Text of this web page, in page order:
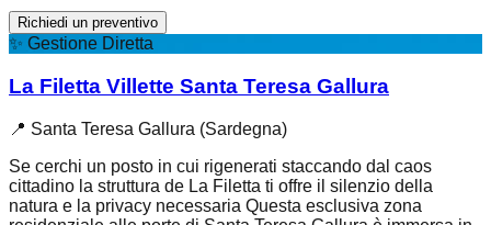
Richiedi un preventivo
✨ Gestione Diretta
La Filetta Villette Santa Teresa Gallura
📍 Santa Teresa Gallura (Sardegna)
Se cerchi un posto in cui rigenerati staccando dal caos
cittadino la struttura de La Filetta ti offre il silenzio della
natura e la privacy necessaria Questa esclusiva zona